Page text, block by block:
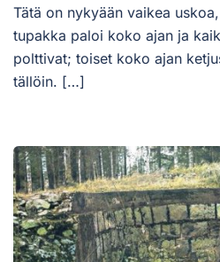
Tätä on nykyään vaikea
tupakka paloi koko ajan ja
polttivat; toiset koko ajan
tällöin. […]